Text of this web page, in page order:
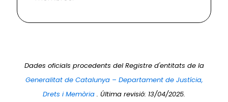
Dades oficials procedents del Registre d'entitats de la
Generalitat de Catalunya – Departament de Justícia,
Drets i Memòria . Última revisió: 13/04/2025.